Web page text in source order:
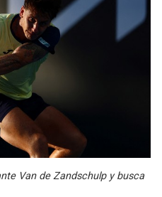
Van de Zandschulp y busca